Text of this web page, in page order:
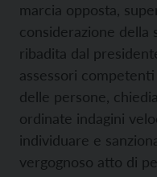
marcia opposta,
considerazione della
ribadita dal
assessori
delle persone,
ordinate indagini
individuare e
vergognoso atto di